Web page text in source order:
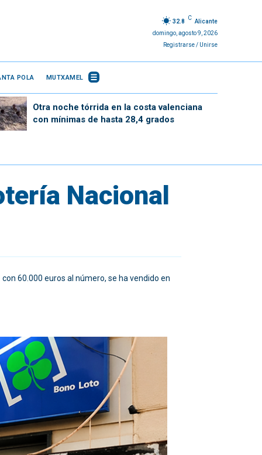
32.8
C
Alicante
domingo, agosto 9, 2026
Registrarse / Unirse
POLA MUTXAMEL
Otra noche tórrida en la costa valenciana
con mínimas de hasta 28,4 grados
Nacional
60.000 euros al número, se ha vendido en